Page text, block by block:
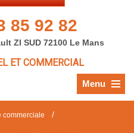
85 92 82
ZI SUD 72100 Le Mans
ET COMMERCIAL
Menu
commerciale /